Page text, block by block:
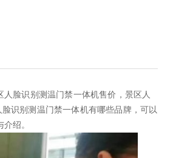
脸识别测温门禁一体机售价，景区人
识别测温门禁一体机有哪些品牌，可以
绍。